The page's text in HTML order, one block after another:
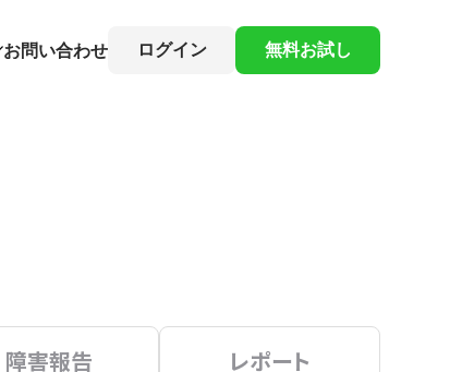
お問い合わせ ログイン 無料お試し
障害報告 レポート